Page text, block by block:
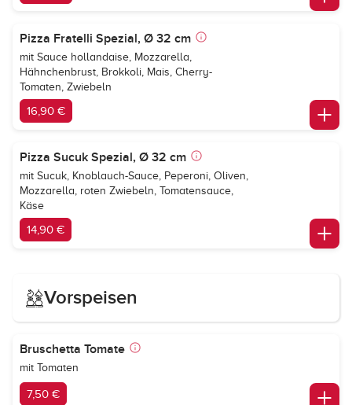
Pizza Fratelli Spezial, Ø 32 cm
mit Sauce hollandaise, Mozzarella,
Hähnchenbrust, Brokkoli, Mais, Cherry-
Tomaten, Zwiebeln
16,90 €
Pizza Sucuk Spezial, Ø 32 cm
mit Sucuk, Knoblauch-Sauce, Peperoni, Oliven,
Mozzarella, roten Zwiebeln, Tomatensauce,
Käse
14,90 €
Vorspeisen
Bruschetta Tomate
mit Tomaten
7,50 €